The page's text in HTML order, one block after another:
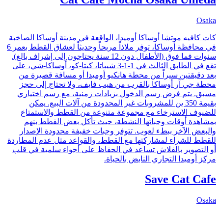
Osaka
كات كافيه موتشا أوساكا أوميدا، الواقعة في مدينة أوساكا الصاخبة
في محافظة أوساكا، توفر ملاذاً مريحاً وحديثاً لعشاق القطط بعمر 6
سنوات فما فوق (الأطفال دون 12 سنة يحتاجون إلى إشراف بالغ).
تقع في الطابق الثالث في 1-1-3 شيباتا، كيتا-كو، أوساكا-شي، على
بعد دقيقتين سيراً من محطة هانكيو أوميدا أو مسافة قصيرة من
محطة جي آر أوساكا بالقرب من هيب فايف، ولا تحتاج إلى حجز
مسبق. يتم فرض رسم الدخول بزيادات زمنية، مع رسم اختياري
بقيمة 350 ين للمشروبات غير المحدودة من آلات البيع. يمكن
للضيوف الاسترخاء مع مجموعة متنوعة من القطط والاستمتاع
بمشاهدة أوقات وجباتها النشطة، حيث تأكل بعض القطط بنهم
والبعض الآخر ببطء لعوب. تتوفر وجبات خفيفة محدودة الإصدار
للقطط للشراء لمشاركتها مع القطط، والقواعد مثل عدم المطاردة
أو التصوير بالفلاش تساعد في الحفاظ على أجواء سلمية في قلب
مركز أوميدا التجاري النابض بالحياة.
Save Cat Cafe
Osaka